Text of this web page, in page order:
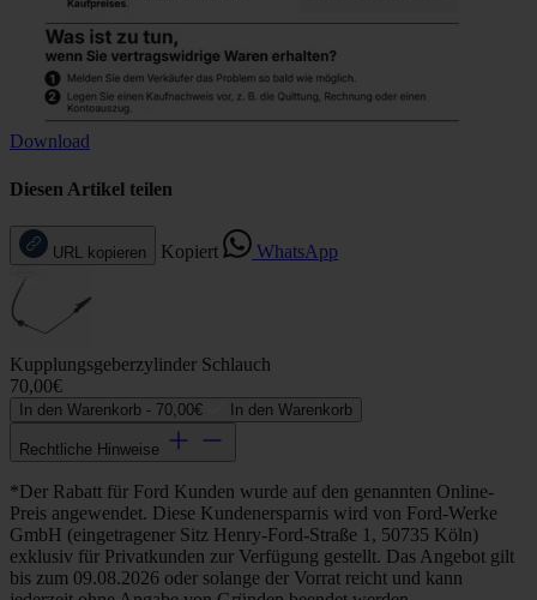
Download
Diesen Artikel teilen
URL kopieren Kopiert WhatsApp
Kupplungsgeberzylinder Schlauch
70,00€
In den Warenkorb - 70,00€ In den Warenkorb
Rechtliche Hinweise
*Der Rabatt für Ford Kunden wurde auf den genannten Online-
Preis angewendet. Diese Kundenersparnis wird von Ford-Werke
GmbH (eingetragener Sitz Henry-Ford-Straße 1, 50735 Köln)
exklusiv für Privatkunden zur Verfügung gestellt. Das Angebot gilt
bis zum 09.08.2026 oder solange der Vorrat reicht und kann